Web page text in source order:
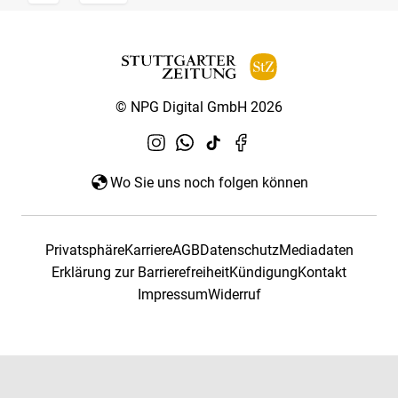
© NPG Digital GmbH 2026
Wo Sie uns noch folgen können
PrivatsphäreKarriereAGBDatenschutzMediadaten
Erklärung zur BarrierefreiheitKündigungKontakt
ImpressumWiderruf